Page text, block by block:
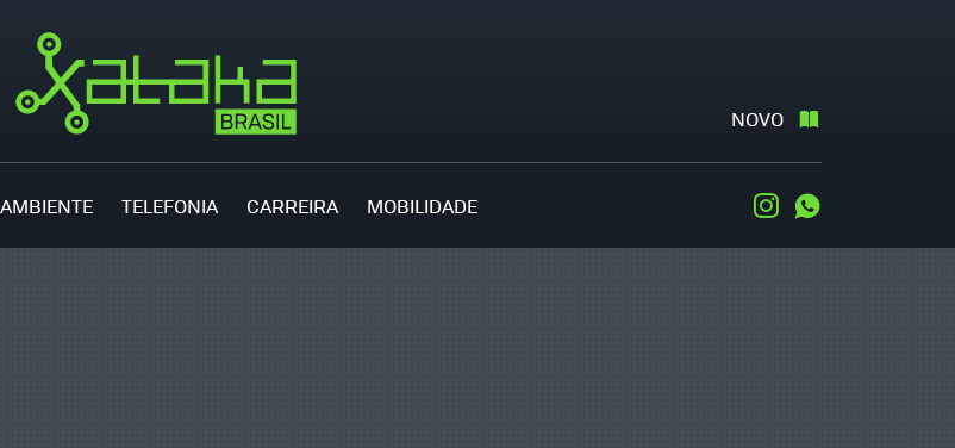
NOVO
TELEFONIA CARREIRA MOBILIDADE Instagram